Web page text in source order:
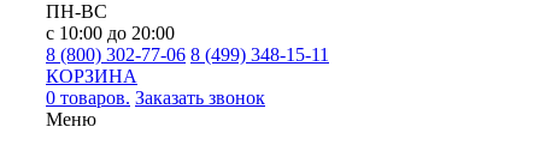
ПН-ВС
с 10:00 до 20:00
8 (800) 302-77-06 8 (499) 348-15-11
КОРЗИНА
0 товаров. Заказать звонок
Меню